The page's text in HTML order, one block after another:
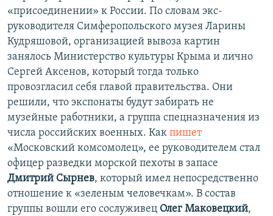
«присоединении» к России. По словам экс-
руководителя Симферопольского музея Ларины
Кудряшовой, организацией вывоза картин
занялось Министерство культуры Крыма и лично
Сергей Аксенов, который тогда только
провозгласил себя главой правительства. Они
решили, что экспонаты будут забирать не
музейные работники, а группа спецназначения из
числа российских военных. Как пишет
«Московский комсомолец», ее руководителем стал
офицер разведки морской пехоты в запасе
Дмитрий Сырнев, который имел непосредственно
отношение к «зеленым человечкам». В состав
группы вошли его сослуживец Олег Маковецкий,